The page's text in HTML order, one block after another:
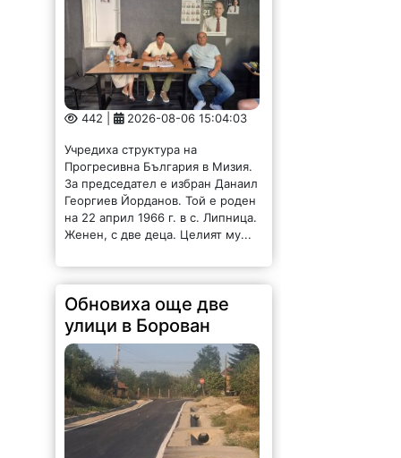
442 | 2026-08-06 15:04:03
Учредиха структура на
Прогресивна България в Мизия.
За председател е избран Данаил
Георгиев Йорданов. Той е роден
на 22 април 1966 г. в с. Липница.
Женен, с две деца. Целият му...
Обновиха още две
улици в Борован